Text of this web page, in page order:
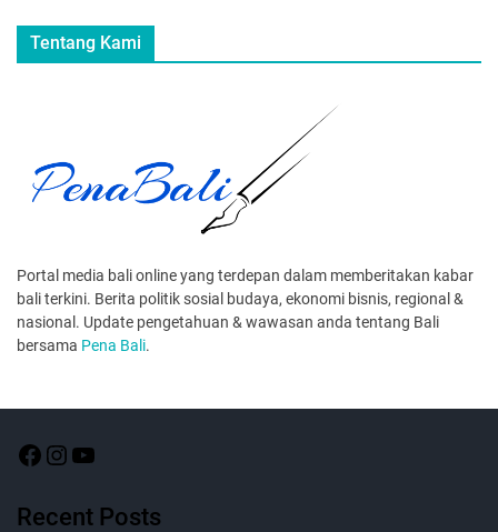
Tentang Kami
Portal media bali online yang terdepan dalam memberitakan kabar
bali terkini. Berita politik sosial budaya, ekonomi bisnis, regional &
nasional. Update pengetahuan & wawasan anda tentang Bali
bersama Pena Bali.
Recent Posts